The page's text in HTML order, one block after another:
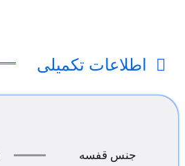
اطلاعات تکمیلی
جنس قفسه